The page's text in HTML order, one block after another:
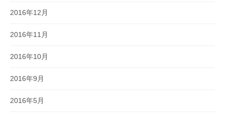
2016年12月
2016年11月
2016年10月
2016年9月
2016年5月